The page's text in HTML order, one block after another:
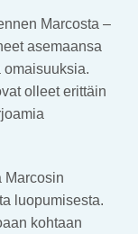
Marcosta –
asemaansa
omaisuuksia.
olleet erittäin
Marcosin
luopumisesta.
kohtaan